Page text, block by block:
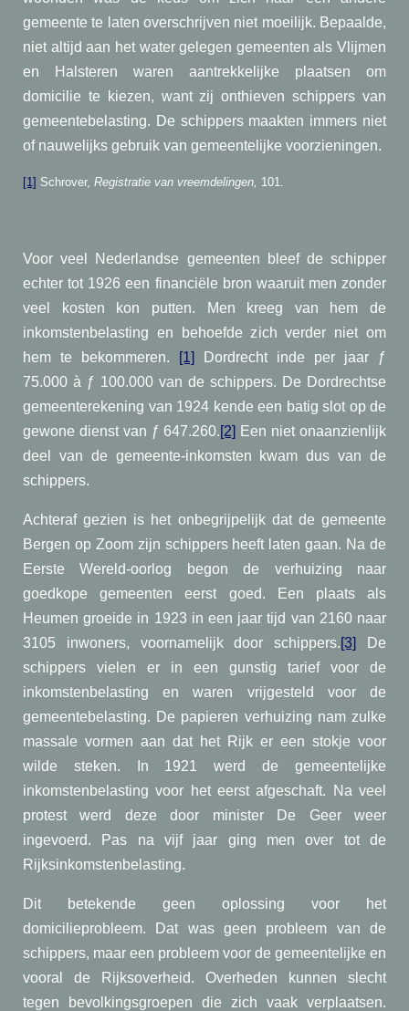
gemeente te laten overschrijven niet moeilijk. Bepaalde,
niet altijd aan het water gelegen gemeenten als Vlijmen
en Halsteren waren aantrekkelijke plaatsen om
domicilie te kiezen, want zij onthieven schippers van
gemeentebelasting. De schippers maakten immers niet
of nauwelijks gebruik van gemeentelijke voorzieningen.
[1] Schrover, Registratie van vreemdelingen, 101.
Voor veel Nederlandse gemeenten bleef de schipper
echter tot 1926 een financiële bron waaruit men zonder
veel kosten kon putten. Men kreeg van hem de
inkomstenbelasting en behoefde zich verder niet om
hem te bekommeren.
[1]
Dordrecht inde per jaar ƒ
75.000 à ƒ 100.000 van de schippers. De Dordrechtse
gemeenterekening van 1924 kende een batig slot op de
gewone dienst van ƒ 647.260.[2] Een niet onaanzienlijk
deel van de gemeente-inkomsten kwam dus van de
schippers.
Achteraf gezien is het onbegrijpelijk dat de gemeente
Bergen op Zoom zijn schippers heeft laten gaan. Na de
Eerste Wereld-oorlog begon de verhuizing naar
goedkope gemeenten eerst goed. Een plaats als
Heumen groeide in 1923 in een jaar tijd van 2160 naar
3105 inwoners, voornamelijk door schippers.[3]
De
schippers vielen er in een gunstig tarief voor de
inkomstenbelasting en waren vrijgesteld voor de
gemeentebelasting. De papieren verhuizing nam zulke
massale vormen aan dat het Rijk er een stokje voor
wilde steken. In 1921 werd de gemeentelijke
inkomstenbelasting voor het eerst afgeschaft. Na veel
protest werd deze door minister De Geer weer
ingevoerd. Pas na vijf jaar ging men over tot de
Rijksinkomstenbelasting.
Dit betekende geen oplossing voor het
domicilieprobleem. Dat was geen probleem van de
schippers, maar een probleem voor de gemeentelijke en
vooral de Rijksoverheid. Overheden kunnen slecht
tegen bevolkingsgroepen die zich vaak verplaatsen.